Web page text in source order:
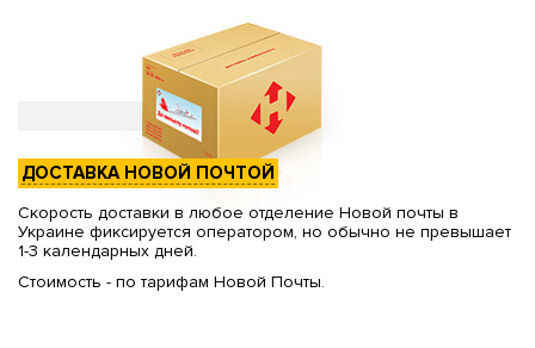
ДОСТАВКА НОВОЙ ПОЧТОЙ
Скорость доставки в любое отделение Новой почты в
Украине фиксируется оператором, но обычно не превышает
1-3 календарных дней.
Стоимость - по тарифам Новой Почты.